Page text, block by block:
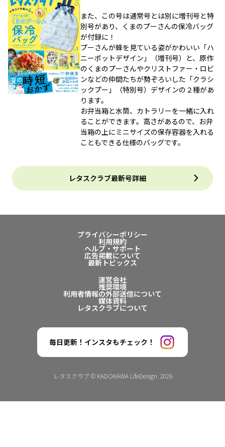
また、この号は通常号とは別に増刊号と特
別号があり、くまのプーさんの保冷バッグ
が付録に！
プーさんが蜂を見ている姿がかわいい「ハ
ニーポットデザイン」（増刊号）と、原作
のくまのプーさんやクリストファー・ロビ
ンなどの仲間たちが勢ぞろいした「クラシ
ックプー」（特別号）デザインの２種があ
ります。
お弁当箱と水筒、カトラリーを一緒に入れ
ることができます。高さがあるので、お弁
当箱の上にミニサイズの保存容器を入れる
こともできる仕様のバッグです。
レタスクラブ最新号詳細
プライバシーポリシー
利用規約
ヘルプ・サポート
広告掲載について
最新トピックス
運営会社
推奨環境
利用者情報の外部送信について
媒体資料
レタスクラブについて
毎日更新！インスタもチェック！
レタスクラブ © KADOKAWA LifeDesign. 2026